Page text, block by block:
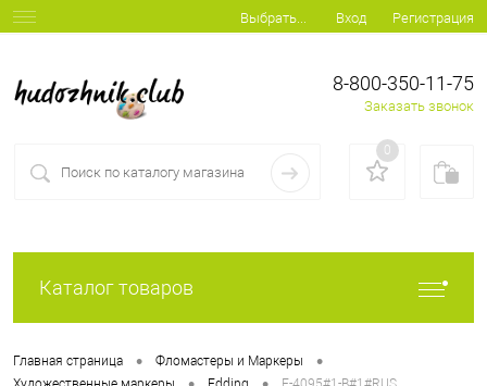
Выбрать... Вход Регистрация
8-800-350-11-75
Заказать звонок
0
Каталог товаров
Главная страница • Фломастеры и Маркеры •